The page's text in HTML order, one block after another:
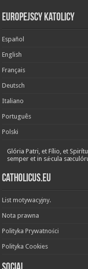
Europejscy katolicy
Español
English
Français
Deutsch
Italiano
Português
Polski
Glória Patri, et Fílio, et
semper et in sǽcula
Catholicus.eu
List motywacyjny.
Nota prawna
Polityka Prywatności
Polityka Cookies